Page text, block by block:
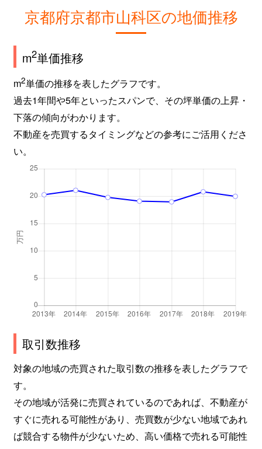
京都府京都市山科区の地価推移
m2単価推移
m2単価の推移を表したグラフです。
過去1年間や5年といったスパンで、その坪単価の上昇・
下落の傾向がわかります。
不動産を売買するタイミングなどの参考にご活用くださ
い。
取引数推移
対象の地域の売買された取引数の推移を表したグラフで
す。
その地域が活発に売買されているのであれば、不動産が
すぐに売れる可能性があり、売買数が少ない地域であれ
ば競合する物件が少ないため、高い価格で売れる可能性